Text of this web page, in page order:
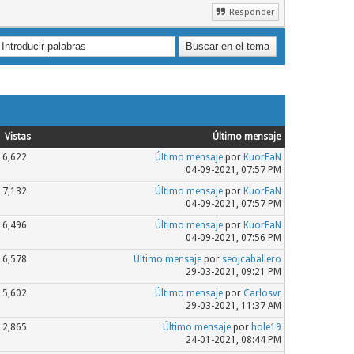
Responder
Vistas Último mensaje
6,622 Último mensajepor KuorFaN
04-09-2021, 07:57 PM
7,132 Último mensajepor KuorFaN
04-09-2021, 07:57 PM
6,496 Último mensajepor KuorFaN
04-09-2021, 07:56 PM
6,578 Último mensajepor seojcaballero
29-03-2021, 09:21 PM
5,602 Último mensajepor Carlosvr
29-03-2021, 11:37 AM
2,865 Último mensajepor hole19
24-01-2021, 08:44 PM